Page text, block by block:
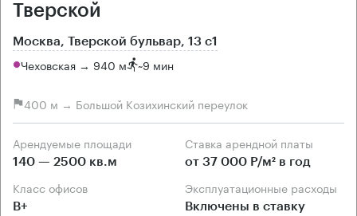
Тверской
Москва, Тверской бульвар, 13 с1
Чеховская → 940 м ~9 мин
400 м → Большой Козихинский переулок
Арендуемые площади
140 — 2500 кв.м
Ставка арендной платы
от 37 000 Р/м² в год
Класс офисов
B+
Эксплуатационные расходы
Включены в ставку